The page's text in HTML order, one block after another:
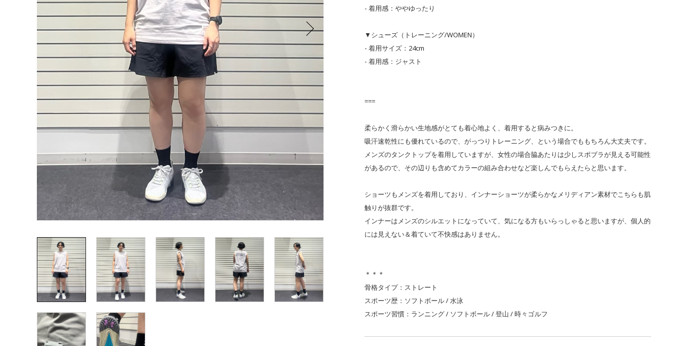
- 着用感：ややゆったり
▼シューズ（トレーニング/WOMEN）
- 着用サイズ：24cm
- 着用感：ジャスト
===
柔らかく滑らかい生地感がとても着心地よく、着用すると病みつきに。
吸汗速乾性にも優れているので、がっつりトレーニング、という場合でももちろん大丈夫です。
メンズのタンクトップを着用していますが、女性の場合脇あたりは少しスポブラが見える可能性
があるので、その辺りも含めてカラーの組み合わせなど楽しんでもらえたらと思います。
ショーツもメンズを着用しており、インナーショーツが柔らかなメリディアン素材でこちらも肌
触りが抜群です。
インナーはメンズのシルエットになっていて、気になる方もいらっしゃると思いますが、個人的
には見えない＆着ていて不快感はありません。
＊＊＊
骨格タイプ：ストレート
スポーツ歴：ソフトボール / 水泳
スポーツ習慣：ランニング / ソフトボール / 登山 / 時々ゴルフ